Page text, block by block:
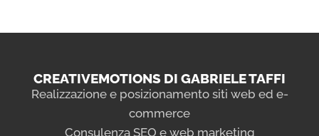
CREATIVEMOTIONS DI GABRIELE TAFFI
Realizzazione e posizionamento siti web ed e-
commerce
Consulenza SEO e web marketing